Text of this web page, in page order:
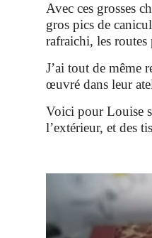
Avec ces grosses
gros pics de
rafraichi, les
J’ai tout de même
œuvré dans leur
Voici pour Louise
l’extérieur, et des